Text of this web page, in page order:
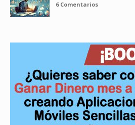
6 Comentarios